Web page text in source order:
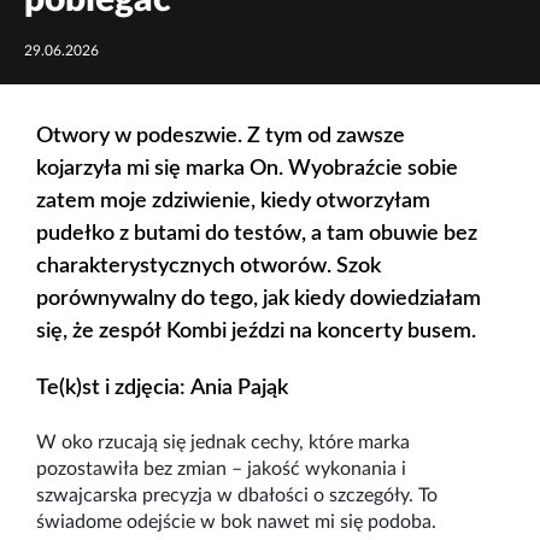
29.06.2026
Otwory w podeszwie. Z tym od zawsze
kojarzyła mi się marka On. Wyobraźcie sobie
zatem moje zdziwienie, kiedy otworzyłam
pudełko z butami do testów, a tam obuwie bez
charakterystycznych otworów. Szok
porównywalny do tego, jak kiedy dowiedziałam
się, że zespół Kombi jeździ na koncerty busem.
Te(k)st i zdjęcia: Ania Pająk
W oko rzucają się jednak cechy, które marka
pozostawiła bez zmian – jakość wykonania i
szwajcarska precyzja w dbałości o szczegóły. To
świadome odejście w bok nawet mi się podoba.